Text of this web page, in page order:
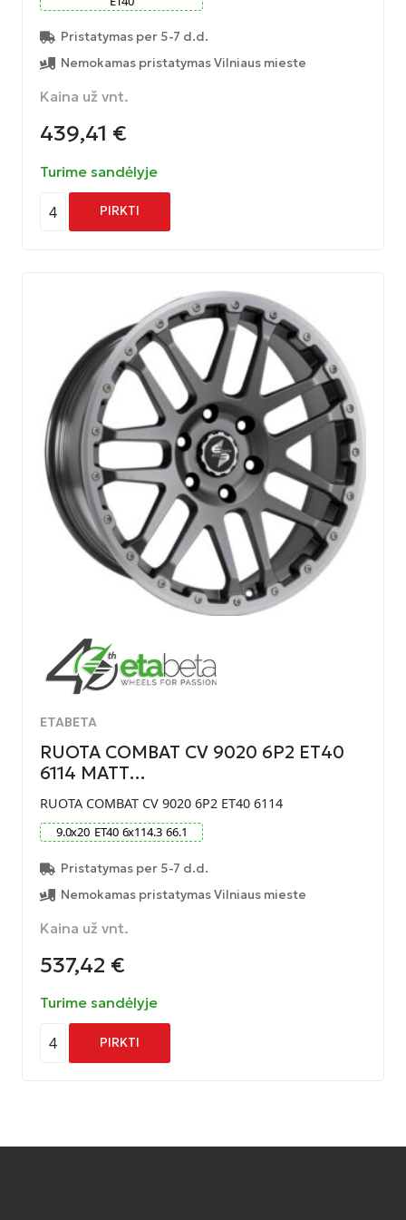
Pristatymas per 5-7 d.d.
Nemokamas pristatymas Vilniaus mieste
Kaina už vnt.
439,41 €
Turime sandėlyje
4 PIRKTI
ETABETA
RUOTA COMBAT CV 9020 6P2 ET40
6114 MATT…
RUOTA COMBAT CV 9020 6P2 ET40 6114
9.0x20 ET40 6x114.3 66.1
Pristatymas per 5-7 d.d.
Nemokamas pristatymas Vilniaus mieste
Kaina už vnt.
537,42 €
Turime sandėlyje
4 PIRKTI